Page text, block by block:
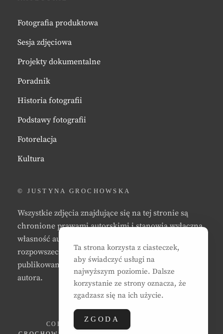
Fotografia produktowa
Sesja zdjęciowa
Projekty dokumentalne
Poradnik
Historia fotografii
Podstawy fotografii
Fotorelacja
Kultura
© JUSTYNA GROCHOWSKA
Wszystkie zdjęcia znajdujące się na tej stronie są
chronione prawami autorskimi i stanowią wyłączną
własność autora strony. Zabrania się kopiowania,
rozpowszechniania, reprodukowania,
publikowania, i/lub modyfikowania zdjęć bez zgody
autora.
COPYRIGHT © 2026
Ta strona korzysta z ciasteczek,
aby świadczyć usługi na
najwyższym poziomie. Dalsze
korzystanie ze strony oznacza, że
zgadzasz się na ich użycie.
ZGODA